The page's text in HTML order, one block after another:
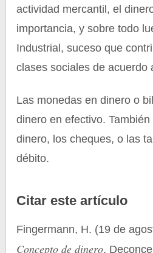
actividad mercantil, el
importancia, y sobre todo
Industrial, suceso que
clases sociales de acuerdo
Las monedas en dinero o
dinero en efectivo.
dinero, los cheques, o las
débito.
Citar este artículo
Fingermann, H. (19 de
Concepto de dinero.